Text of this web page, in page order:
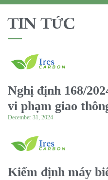
TIN TỨC
Nghị định 168/
vi phạm giao
December 31, 2024
Kiểm định máy